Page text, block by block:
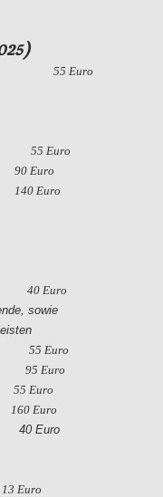
55 Euro
90 Euro
Euro
sowie
40 Euro